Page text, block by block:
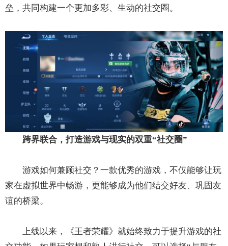
垒，共同构建一个更加多彩、生动的社交圈。
跨界联合，打造游戏与现实的双重“社交圈”
游戏如何兼顾社交？一款优秀的游戏，不仅能够让玩
家在虚拟世界中畅游，更能够成为他们结交好友、巩固友
谊的桥梁。
上线以来，《王者荣耀》就始终致力于提升游戏的社